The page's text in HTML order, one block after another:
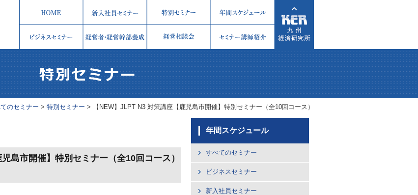
のセミナー > 特別セミナー > 【NEW】JLPT N3 対策講座【鹿児島市開催】特別セミナー（全10回コース）
島市開催】特別セミナー（全10回コース）
年間スケジュール
すべてのセミナー
ビジネスセミナー
新入社員セミナー